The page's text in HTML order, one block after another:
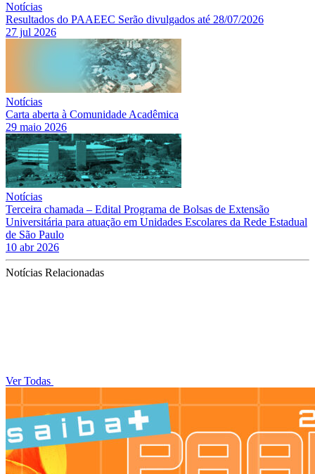
Notícias
Resultados do PAAEEC Serão divulgados até 28/07/2026
27 jul 2026
Notícias
Carta aberta à Comunidade Acadêmica
29 maio 2026
Notícias
Terceira chamada – Edital Programa de Bolsas de Extensão
Universitária para atuação em Unidades Escolares da Rede Estadual
de São Paulo
10 abr 2026
Notícias Relacionadas
Ver Todas